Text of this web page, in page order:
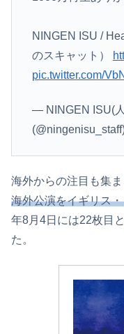
NINGEN ISU /
のスキャット）
pic.twitter.com/
— NINGEN ISU(
海外からの注目も集
海外公演をイギリス
年8月4日には22枚目
た。